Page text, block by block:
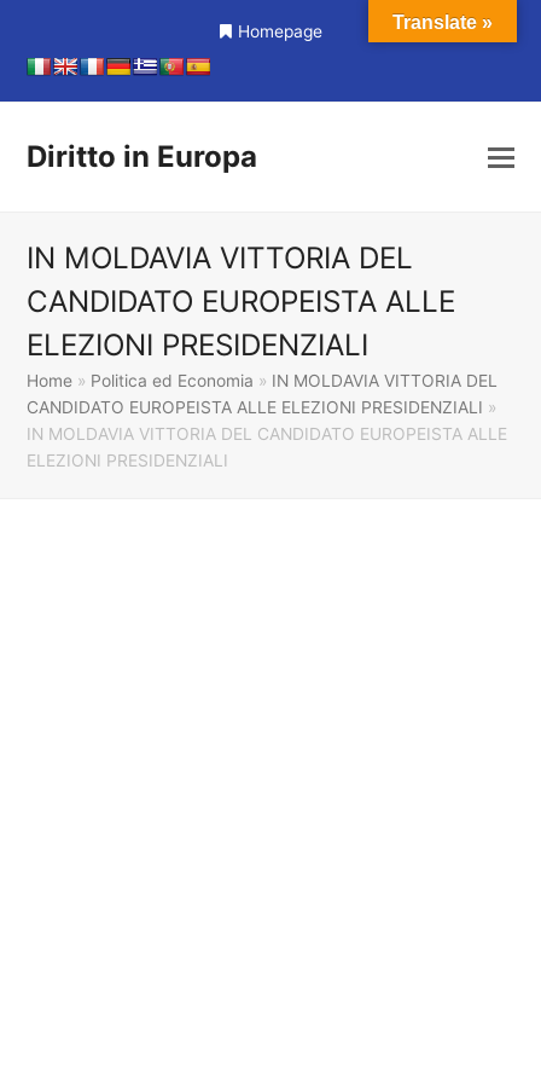
Homepage
Diritto in Europa
IN MOLDAVIA VITTORIA DEL
CANDIDATO EUROPEISTA ALLE
ELEZIONI PRESIDENZIALI
Home » Politica ed Economia » IN MOLDAVIA VITTORIA DEL
CANDIDATO EUROPEISTA ALLE ELEZIONI PRESIDENZIALI »
IN MOLDAVIA VITTORIA DEL CANDIDATO EUROPEISTA ALLE
ELEZIONI PRESIDENZIALI
Translate »